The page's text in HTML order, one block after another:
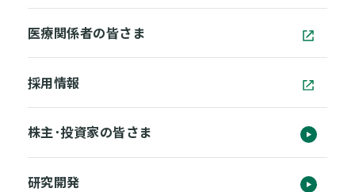
医療関係者の皆さま
採用情報
株主･投資家の皆さま
研究開発